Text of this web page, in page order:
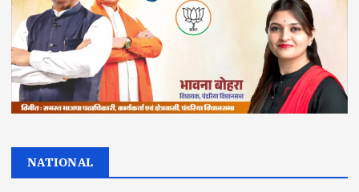
NATIONAL